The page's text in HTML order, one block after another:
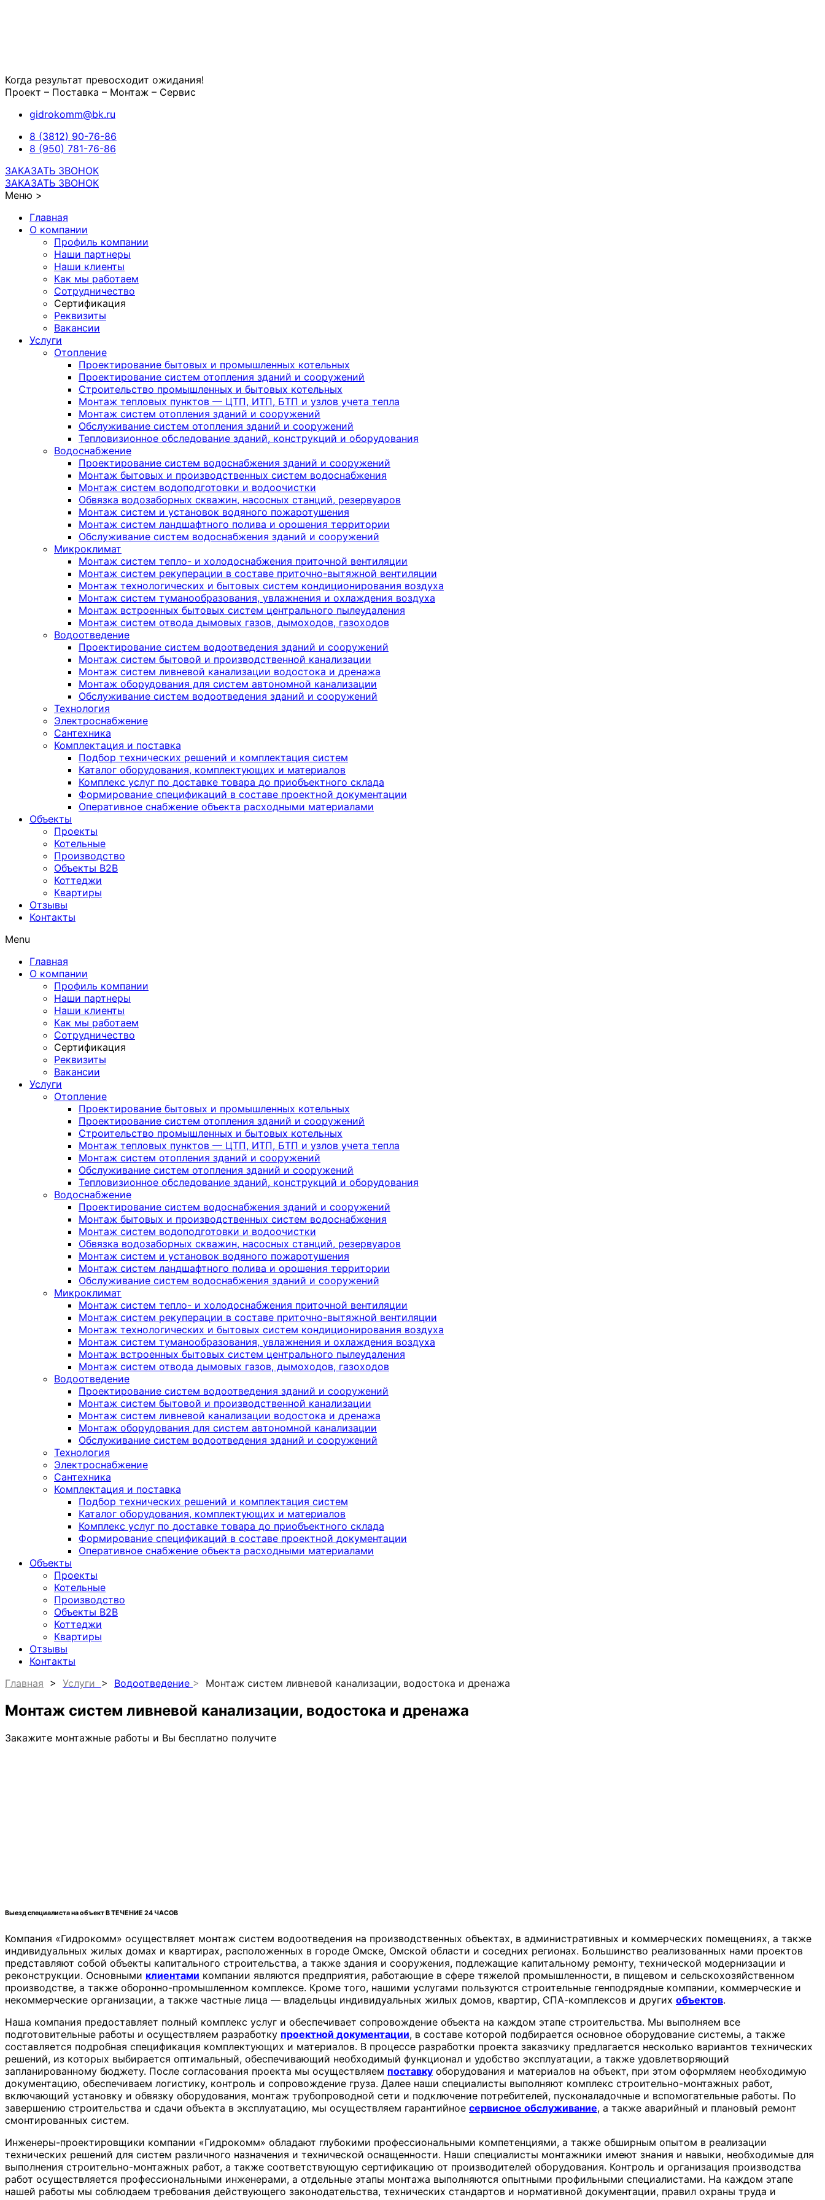
Когда результат превосходит ожидания!
Проект – Поставка – Монтаж – Сервис
gidrokomm@bk.ru
8 (3812) 90-76-86
8 (950) 781-76-86
ЗАКАЗАТЬ ЗВОНОК
ЗАКАЗАТЬ ЗВОНОК
Меню >
Главная
О компании
Профиль компании
Наши партнеры
Наши клиенты
Как мы работаем
Сотрудничество
Сертификация
Реквизиты
Вакансии
Услуги
Отопление
Проектирование бытовых и промышленных котельных
Проектирование систем отопления зданий и сооружений
Строительство промышленных и бытовых котельных
Монтаж тепловых пунктов — ЦТП, ИТП, БТП и узлов учета тепла
Монтаж систем отопления зданий и сооружений
Обслуживание систем отопления зданий и сооружений
Тепловизионное обследование зданий, конструкций и оборудования
Водоснабжение
Проектирование систем водоснабжения зданий и сооружений
Монтаж бытовых и производственных систем водоснабжения
Монтаж систем водоподготовки и водоочистки
Обвязка водозаборных скважин, насосных станций, резервуаров
Монтаж систем и установок водяного пожаротушения
Монтаж систем ландшафтного полива и орошения территории
Обслуживание систем водоснабжения зданий и сооружений
Микроклимат
Монтаж систем тепло- и холодоснабжения приточной вентиляции
Монтаж систем рекуперации в составе приточно-вытяжной вентиляции
Монтаж технологических и бытовых систем кондиционирования воздуха
Монтаж систем туманообразования, увлажнения и охлаждения воздуха
Монтаж встроенных бытовых систем центрального пылеудаления
Монтаж систем отвода дымовых газов, дымоходов, газоходов
Водоотведение
Проектирование систем водоотведения зданий и сооружений
Монтаж систем бытовой и производственной канализации
Монтаж систем ливневой канализации водостока и дренажа
Монтаж оборудования для систем автономной канализации
Обслуживание систем водоотведения зданий и сооружений
Технология
Электроснабжение
Сантехника
Комплектация и поставка
Подбор технических решений и комплектация систем
Каталог оборудования, комплектующих и материалов
Комплекс услуг по доставке товара до приобъектного склада
Формирование спецификаций в составе проектной документации
Оперативное снабжение объекта расходными материалами
Объекты
Проекты
Котельные
Производство
Объекты В2В
Коттеджи
Квартиры
Отзывы
Контакты
Menu
Главная
О компании
Профиль компании
Наши партнеры
Наши клиенты
Как мы работаем
Сотрудничество
Сертификация
Реквизиты
Вакансии
Услуги
Отопление
Проектирование бытовых и промышленных котельных
Проектирование систем отопления зданий и сооружений
Строительство промышленных и бытовых котельных
Монтаж тепловых пунктов — ЦТП, ИТП, БТП и узлов учета тепла
Монтаж систем отопления зданий и сооружений
Обслуживание систем отопления зданий и сооружений
Тепловизионное обследование зданий, конструкций и оборудования
Водоснабжение
Проектирование систем водоснабжения зданий и сооружений
Монтаж бытовых и производственных систем водоснабжения
Монтаж систем водоподготовки и водоочистки
Обвязка водозаборных скважин, насосных станций, резервуаров
Монтаж систем и установок водяного пожаротушения
Монтаж систем ландшафтного полива и орошения территории
Обслуживание систем водоснабжения зданий и сооружений
Микроклимат
Монтаж систем тепло- и холодоснабжения приточной вентиляции
Монтаж систем рекуперации в составе приточно-вытяжной вентиляции
Монтаж технологических и бытовых систем кондиционирования воздуха
Монтаж систем туманообразования, увлажнения и охлаждения воздуха
Монтаж встроенных бытовых систем центрального пылеудаления
Монтаж систем отвода дымовых газов, дымоходов, газоходов
Водоотведение
Проектирование систем водоотведения зданий и сооружений
Монтаж систем бытовой и производственной канализации
Монтаж систем ливневой канализации водостока и дренажа
Монтаж оборудования для систем автономной канализации
Обслуживание систем водоотведения зданий и сооружений
Технология
Электроснабжение
Сантехника
Комплектация и поставка
Подбор технических решений и комплектация систем
Каталог оборудования, комплектующих и материалов
Комплекс услуг по доставке товара до приобъектного склада
Формирование спецификаций в составе проектной документации
Оперативное снабжение объекта расходными материалами
Объекты
Проекты
Котельные
Производство
Объекты В2В
Коттеджи
Квартиры
Отзывы
Контакты
Главная > Услуги > Водоотведение > Монтаж систем ливневой канализации, водостока и дренажа
Монтаж систем ливневой канализации, водостока и дренажа
Закажите монтажные работы и Вы бесплатно получите
Выезд специалиста на объект В ТЕЧЕНИЕ 24 ЧАСОВ
Компания «Гидрокомм» осуществляет монтаж систем водоотведения на производственных объектах, в административных и коммерческих помещениях, а также
индивидуальных жилых домах и квартирах, расположенных в городе Омске, Омской области и соседних регионах. Большинство реализованных нами проектов
представляют собой объекты капитального строительства, а также здания и сооружения, подлежащие капитальному ремонту, технической модернизации и
реконструкции. Основными клиентами компании являются предприятия, работающие в сфере тяжелой промышленности, в пищевом и сельскохозяйственном
производстве, а также оборонно-промышленном комплексе. Кроме того, нашими услугами пользуются строительные генподрядные компании, коммерческие и
некоммерческие организации, а также частные лица — владельцы индивидуальных жилых домов, квартир, СПА-комплексов и других объектов.
Наша компания предоставляет полный комплекс услуг и обеспечивает сопровождение объекта на каждом этапе строительства. Мы выполняем все
подготовительные работы и осуществляем разработку проектной документации, в составе которой подбирается основное оборудование системы, а также
составляется подробная спецификация комплектующих и материалов. В процессе разработки проекта заказчику предлагается несколько вариантов технических
решений, из которых выбирается оптимальный, обеспечивающий необходимый функционал и удобство эксплуатации, а также удовлетворяющий
запланированному бюджету. После согласования проекта мы осуществляем поставку оборудования и материалов на объект, при этом оформляем необходимую
документацию, обеспечиваем логистику, контроль и сопровождение груза. Далее наши специалисты выполняют комплекс строительно-монтажных работ,
включающий установку и обвязку оборудования, монтаж трубопроводной сети и подключение потребителей, пусконаладочные и вспомогательные работы. По
завершению строительства и сдачи объекта в эксплуатацию, мы осуществляем гарантийное сервисное обслуживание, а также аварийный и плановый ремонт
смонтированных систем.
Инженеры-проектировщики компании «Гидрокомм» обладают глубокими профессиональными компетенциями, а также обширным опытом в реализации
технических решений для систем различного назначения и технической оснащенности. Наши специалисты монтажники имеют знания и навыки, необходимые для
выполнения строительно-монтажных работ, а также соответствующую сертификацию от производителей оборудования. Контроль и организация производства
работ осуществляется профессиональными инженерами, а отдельные этапы монтажа выполняются опытными профильными специалистами. На каждом этапе
нашей работы мы соблюдаем требования действующего законодательства, технических стандартов и нормативной документации, правил охраны труда и